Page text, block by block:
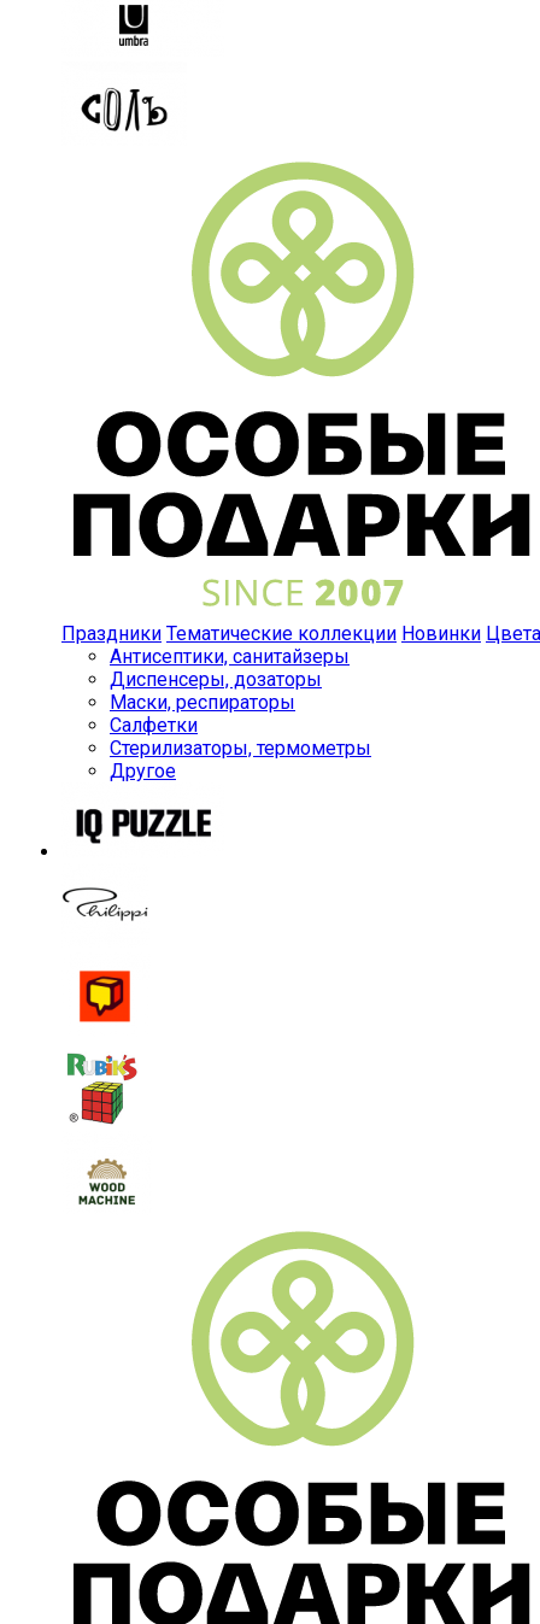
Праздники Тематические коллекции Новинки Цвета
Антисептики, санитайзеры
Диспенсеры, дозаторы
Маски, респираторы
Салфетки
Стерилизаторы, термометры
Другое